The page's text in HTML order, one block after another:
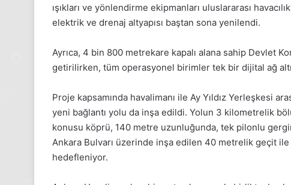
ışıkları ve yönlendirme ekipmanları uluslararası
elektrik ve drenaj altyapısı baştan sona yenilendi.
Ayrıca, 4 bin 800 metrekare kapalı alana sahip Devlet
getirilirken, tüm operasyonel birimler tek bir dijital ağ
Proje kapsamında havalimanı ile Ay Yıldız Yerleşkesi
yeni bağlantı yolu da inşa edildi. Yolun 3 kilometrelik
konusu köprü, 140 metre uzunluğunda, tek pilonlu
Ankara Bulvarı üzerinde inşa edilen 40 metrelik geçit
hedefleniyor.